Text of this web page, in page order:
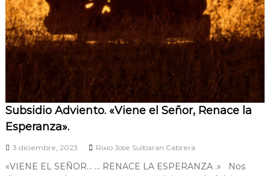
n
e
z
u
a
Subsidio Adviento. «Viene el Señor, Renace la
Esperanza».
3 diciembre, 2023 Rixio Jose Sulbaran Cabrera
«VIENE EL SEÑOR… … RENACE LA ESPERANZA .» Nos